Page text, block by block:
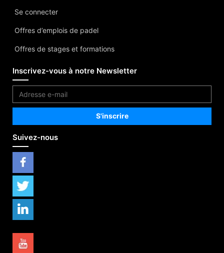
Se connecter
Offres d’emplois de padel
Offres de stages et formations
Inscrivez-vous à notre Newsletter
Suivez-nous